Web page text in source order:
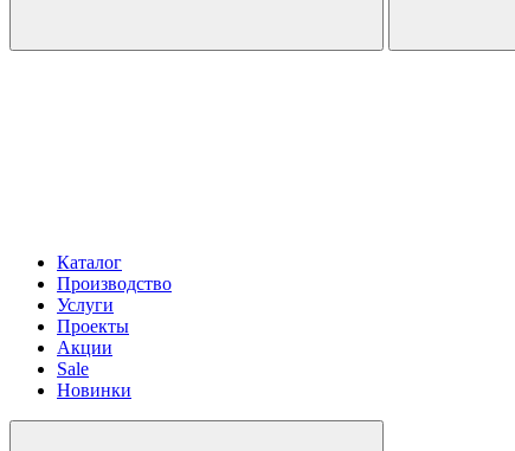
Каталог
Производство
Услуги
Проекты
Акции
Sale
Новинки